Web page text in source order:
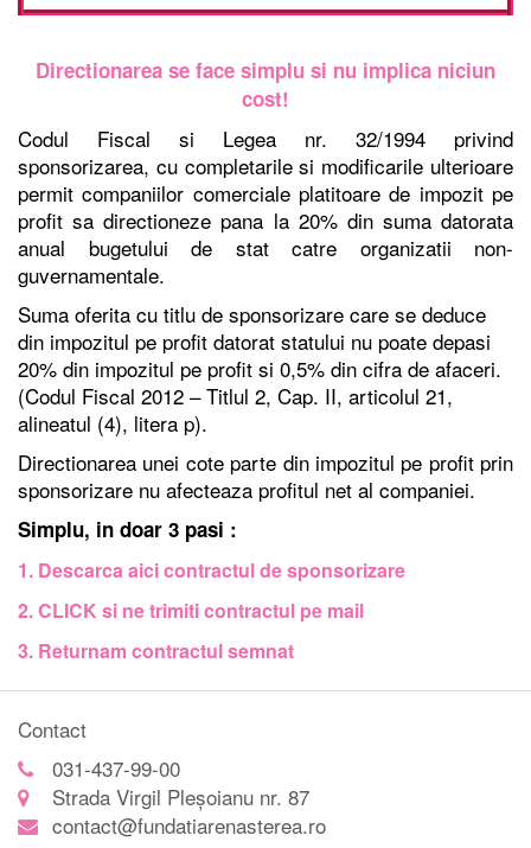
Directionarea se face simplu si nu implica niciun
cost!
Codul Fiscal si Legea nr. 32/1994 privind
sponsorizarea, cu completarile si modificarile ulterioare
permit companiilor comerciale platitoare de impozit pe
profit sa directioneze pana la 20% din suma datorata
anual bugetului de stat catre organizatii non-
guvernamentale.
Suma oferita cu titlu de sponsorizare care se deduce
din impozitul pe profit datorat statului nu poate depasi
20% din impozitul pe profit si 0,5% din cifra de afaceri.
(Codul Fiscal 2012 – Titlul 2, Cap. II, articolul 21,
alineatul (4), litera p).
Directionarea unei cote parte din impozitul pe profit prin
sponsorizare nu afecteaza profitul net al companiei.
Simplu, in doar 3 pasi :
1. Descarca aici contractul de sponsorizare
2. CLICK si ne trimiti contractul pe mail
3. Returnam contractul semnat
Contact
031-437-99-00
Strada Virgil Pleșoianu nr. 87
contact@fundatiarenasterea.ro